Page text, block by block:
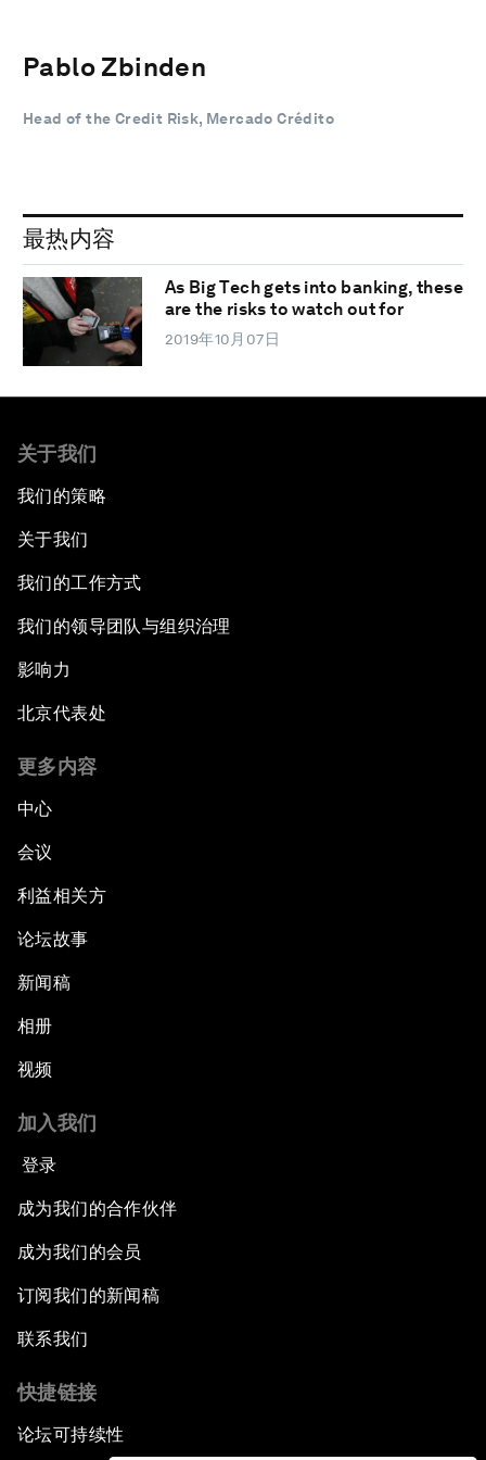
Pablo Zbinden
Head of the Credit Risk, Mercado Crédito
最热内容
As Big Tech gets into banking, these
are the risks to watch out for
2019年10月07日
关于我们
我们的策略
关于我们
我们的工作方式
我们的领导团队与组织治理
影响力
北京代表处
更多内容
中心
会议
利益相关方
论坛故事
新闻稿
相册
视频
加入我们
登录
成为我们的合作伙伴
成为我们的会员
订阅我们的新闻稿
联系我们
快捷链接
论坛可持续性